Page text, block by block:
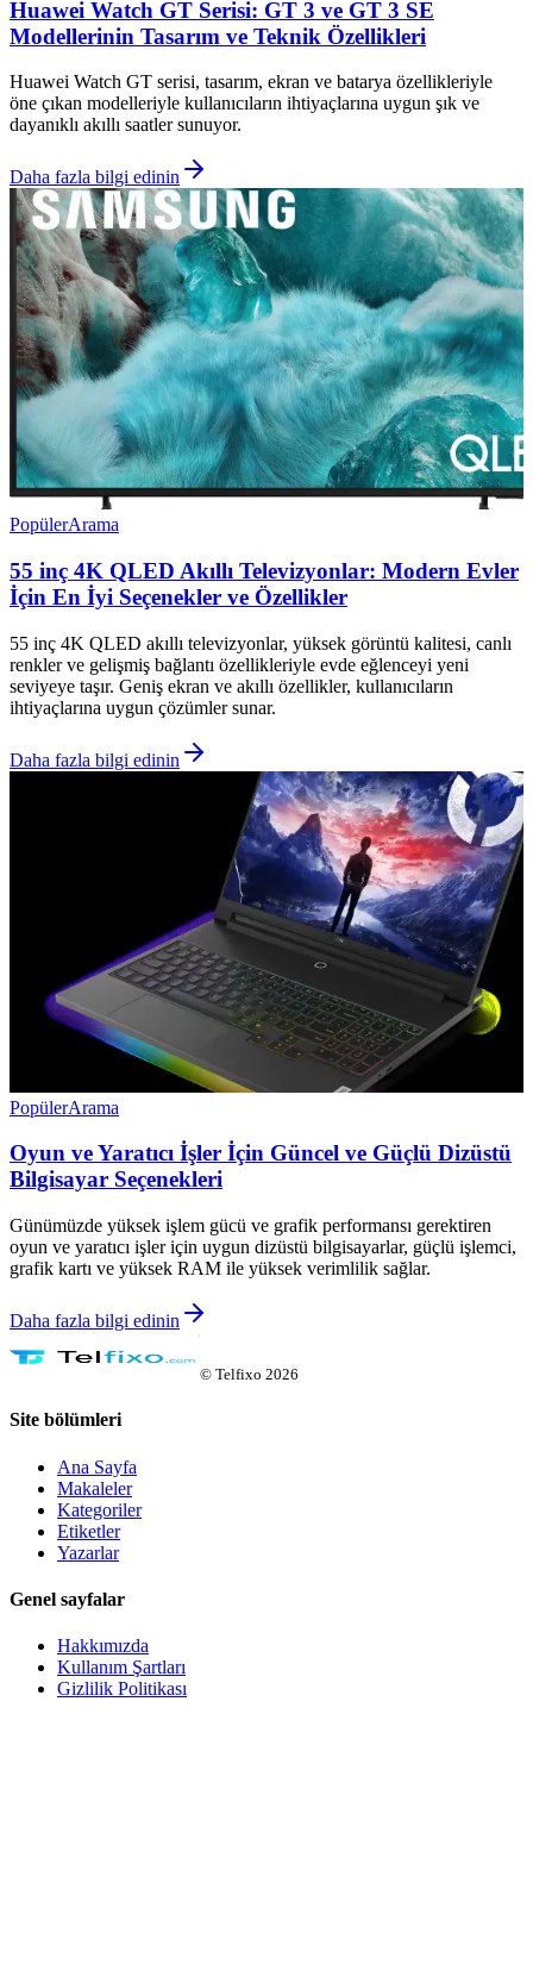
Huawei Watch GT Serisi: GT 3 ve GT 3 SE
Modellerinin Tasarım ve Teknik Özellikleri
Huawei Watch GT serisi, tasarım, ekran ve batarya özellikleriyle
öne çıkan modelleriyle kullanıcıların ihtiyaçlarına uygun şık ve
dayanıklı akıllı saatler sunuyor.
Daha fazla bilgi edinin
PopülerArama
55 inç 4K QLED Akıllı Televizyonlar: Modern Evler
İçin En İyi Seçenekler ve Özellikler
55 inç 4K QLED akıllı televizyonlar, yüksek görüntü kalitesi, canlı
renkler ve gelişmiş bağlantı özellikleriyle evde eğlenceyi yeni
seviyeye taşır. Geniş ekran ve akıllı özellikler, kullanıcıların
ihtiyaçlarına uygun çözümler sunar.
Daha fazla bilgi edinin
PopülerArama
Oyun ve Yaratıcı İşler İçin Güncel ve Güçlü Dizüstü
Bilgisayar Seçenekleri
Günümüzde yüksek işlem gücü ve grafik performansı gerektiren
oyun ve yaratıcı işler için uygun dizüstü bilgisayarlar, güçlü işlemci,
grafik kartı ve yüksek RAM ile yüksek verimlilik sağlar.
Daha fazla bilgi edinin
© Telfixo 2026
Site bölümleri
Ana Sayfa
Makaleler
Kategoriler
Etiketler
Yazarlar
Genel sayfalar
Hakkımızda
Kullanım Şartları
Gizlilik Politikası